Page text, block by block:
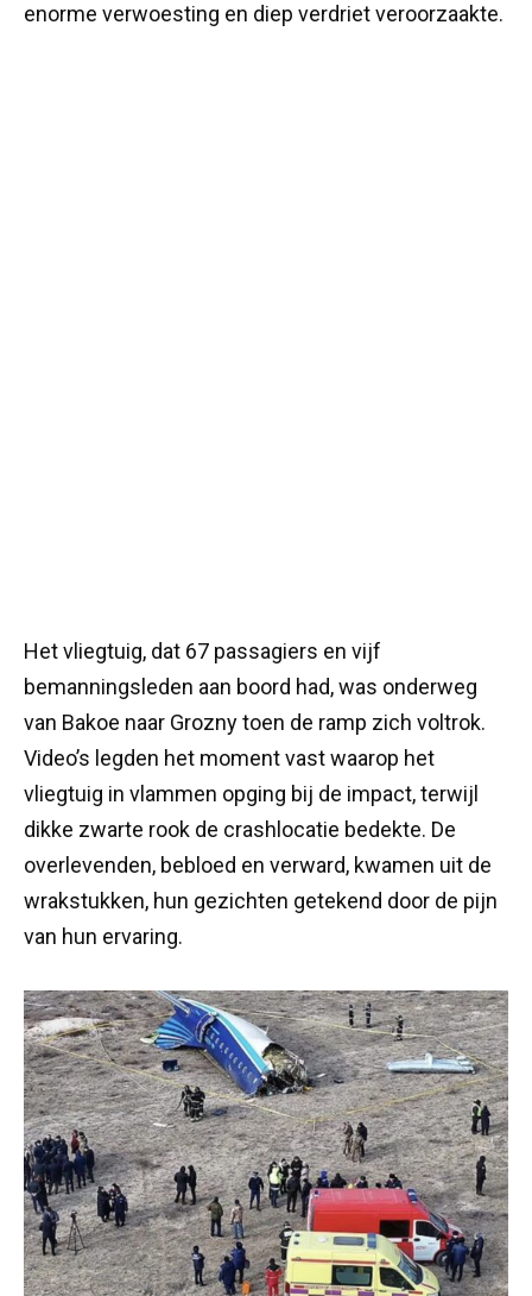
enorme verwoesting en diep verdriet veroorzaakte.
Het vliegtuig, dat 67 passagiers en vijf
bemanningsleden aan boord had, was onderweg
van Bakoe naar Grozny toen de ramp zich voltrok.
Video’s legden het moment vast waarop het
vliegtuig in vlammen opging bij de impact, terwijl
dikke zwarte rook de crashlocatie bedekte. De
overlevenden, bebloed en verward, kwamen uit de
wrakstukken, hun gezichten getekend door de pijn
van hun ervaring.